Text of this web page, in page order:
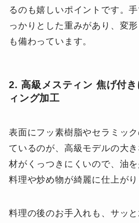
るのも嬉しいポイントです。
っかりとした重みがあり、変
も備わっています。
2. 高級メスティン 焦げ付
ィング加工
表面にフッ素樹脂やセラミッ
ているのが、高級モデルの大
材がくっつきにくいので、油
料理や炒め物が綺麗に仕上がり
料理の後のお手入れも、サッ